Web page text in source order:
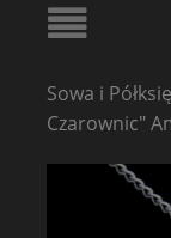
Sowa i
Czarownic"